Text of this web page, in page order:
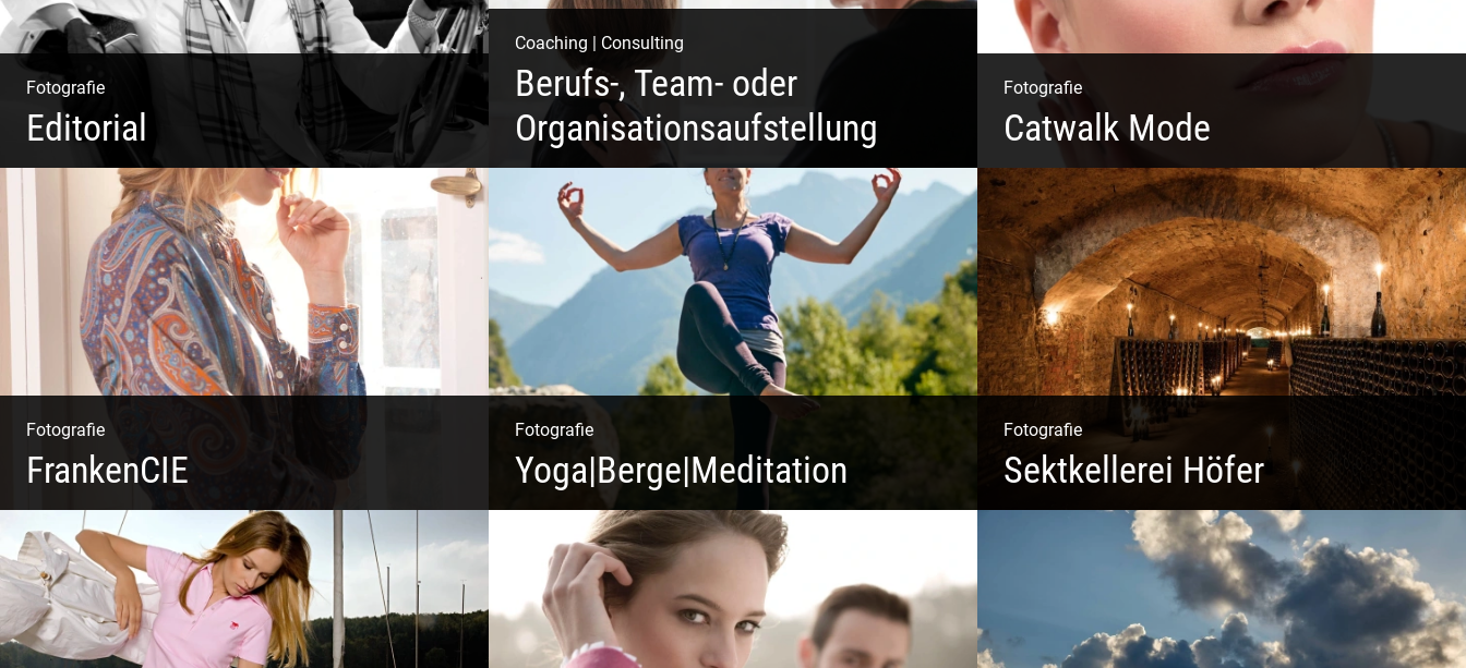
Fotografie
Editorial
Klassische Editorials
Coaching Consulting
Berufs-, Team- oder
Organisationsaufstellung
Business Coaching – Berufliche Freude ermöglichen
Fotografie
Catwalk Mode
Catwalk Mode Fotografie
Fotografie
FrankenCIE
Fotografie
Yoga|Berge|Meditation
Freiheit genießen | Körper, Geist und Energie | Ruhe
und Entspannung | Bewusstsein für Natur
Fotografie
Sektkellerei Höfer
Sekt Perlen | Tiefe Keller | Coole Kerle | Idyllische